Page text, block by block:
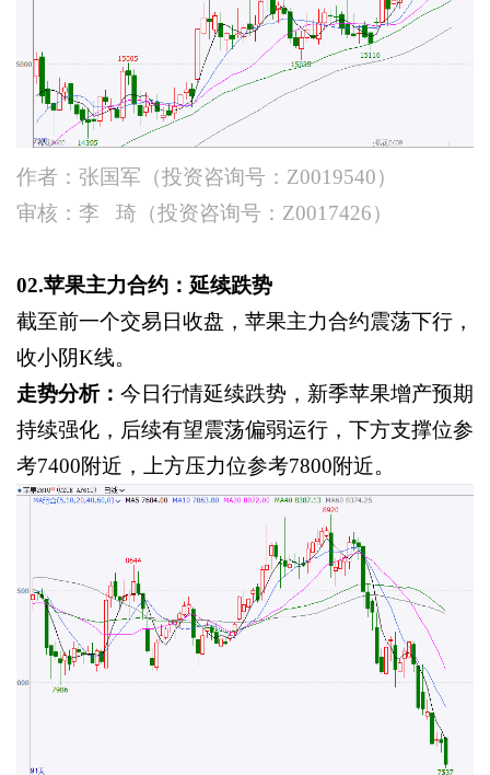
作者：张国军（投资咨询号： Z0019540）
审核：李
琦（投资咨询号： Z0017426）
02.苹果主力合约：延续跌势
截至前一个交易日收盘，苹果主力合约震荡下行，
收小阴K线。
走势分析： 今日行情延续跌势，新季苹果增产预期
持续强化，后续有望震荡偏弱运行，下方支撑位参
考7400附近，上方压力位参考7800附近。